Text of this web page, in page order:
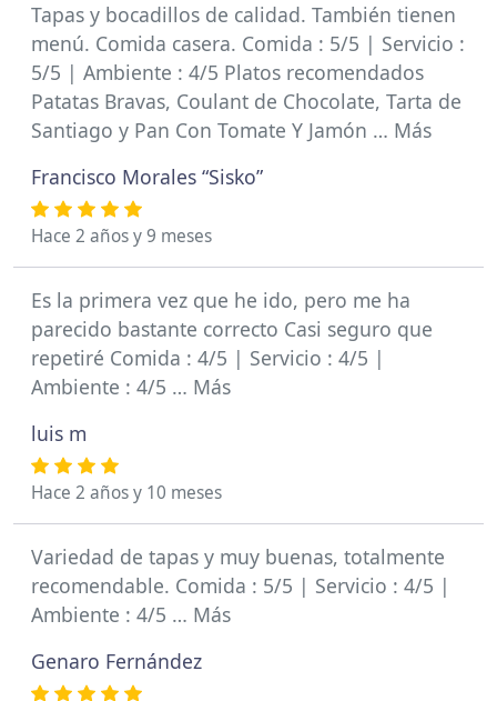
Tapas y bocadillos de calidad. También tienen
menú. Comida casera. Comida : 5/5 | Servicio :
5/5 | Ambiente : 4/5 Platos recomendados
Patatas Bravas, Coulant de Chocolate, Tarta de
Santiago y Pan Con Tomate Y Jamón … Más
Francisco Morales “Sisko”
Hace 2 años y 9 meses
Es la primera vez que he ido, pero me ha
parecido bastante correcto Casi seguro que
repetiré Comida : 4/5 | Servicio : 4/5 |
Ambiente : 4/5 … Más
luis m
Hace 2 años y 10 meses
Variedad de tapas y muy buenas, totalmente
recomendable. Comida : 5/5 | Servicio : 4/5 |
Ambiente : 4/5 … Más
Genaro Fernández